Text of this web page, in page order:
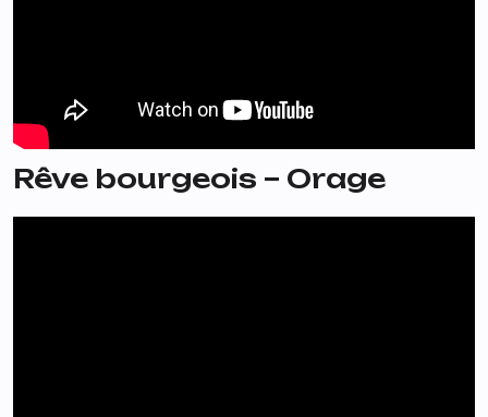
Rêve bourgeois – Orage